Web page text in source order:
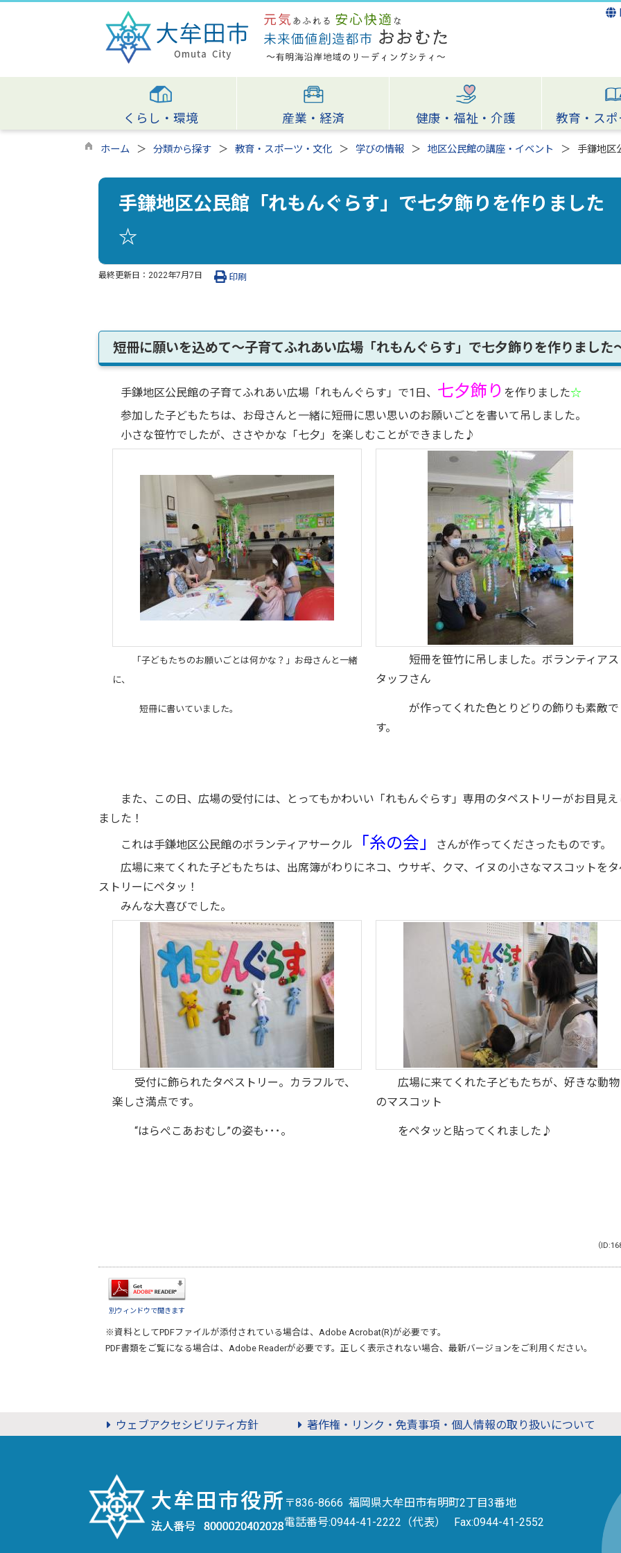
くらし・環境 産業・経済 健康・福祉・介護 教育・ス
ホーム 分類から探す 教育・スポーツ・文化 学びの情報 地区公民館の講座・イベント 手鎌地区
手鎌地区公民館「れもんぐらす」で七夕飾りを作りました
☆
最終更新日： 2022年7月7日 印刷
短冊に願いを込めて～子育てふれあい広場「れもんぐらす」で七夕飾りを作りました
手鎌地区公民館の子育てふれあい広場「れもんぐらす」で1日、 七夕飾り を作りました☆
参加した子どもたちは、お母さんと一緒に短冊に思い思いのお願いごとを書いて吊しました。
小さな笹竹でしたが、ささやかな「七夕」を楽しむことができました♪
「子どもたちのお願いごとは何かな？」お母さんと一緒
に、
短冊に書いていました。
短冊を笹竹に吊しました。ボランティアス
タッフさん
が作ってくれた色とりどりの飾りも素敵で
す。
また、この日、広場の受付には、とってもかわいい「れもんぐらす」専用のタペストリーがお目見え
ました！
これは手鎌地区公民館のボランティアサークル
「糸の会」
さんが作ってくださったものです。
広場に来てくれた子どもたちは、出席簿がわりにネコ、ウサギ、クマ、イヌの小さなマスコットをタ
ストリーにペタッ！
みんな大喜びでした。
受付に飾られたタペストリー。カラフルで、
楽しさ満点です。
“はらぺこあおむし”の姿も･･･。
広場に来てくれた子どもたちが、好きな動物
のマスコット
をペタッと貼ってくれました♪
（
別ウィンドウで開きます
※資料としてPDFファイルが添付されている場合は、 Adobe Acrobat(R)が必要です。
PDF書類をご覧になる場合は、 Adobe Readerが必要です。正しく表示されない場合、最新バージョンをご利用ください。
ウェブアクセシビリティ方針 著作権・リンク・免責事項・個人情報の取り扱いについて
〒836-8666 福岡県大牟田市有明町2丁目3番地
電話番号:0944-41-2222（代表） Fax:0944-41-2552